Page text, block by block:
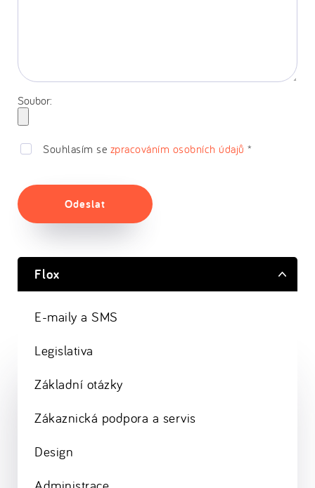
Soubor:
Souhlasím se zpracováním osobních údajů *
Odeslat
Flox
E-maily a SMS
Legislativa
Základní otázky
Zákaznická podpora a servis
Design